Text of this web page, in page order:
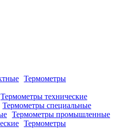
Термометры
Термометры технические
Термометры специальные
Термометры промышленные
Термометры